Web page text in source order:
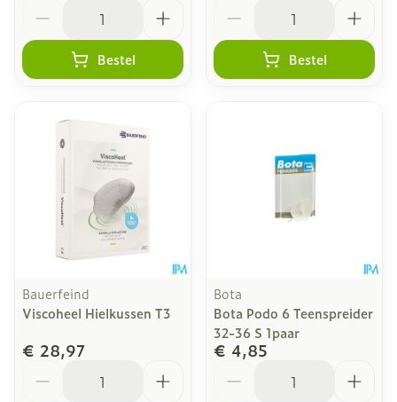
Bestel Bestel
Bauerfeind
Viscoheel Hielkussen T3
€ 28,97
Bota
Bota Podo 6 Teenspreider
32-36 S 1paar
€ 4,85